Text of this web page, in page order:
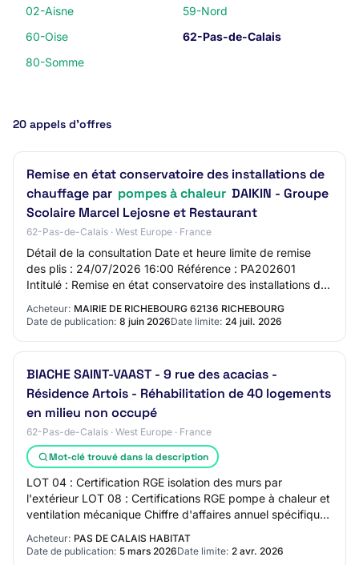
02-Aisne
59-Nord
60-Oise
62-Pas-de-Calais
80-Somme
20 appels d’offres
Remise en état conservatoire des installations de
chauffage par pompes à chaleur DAIKIN - Groupe
Scolaire Marcel Lejosne et Restaurant
62-Pas-de-Calais · West Europe · France
Détail de la consultation Date et heure limite de remise
des plis : 24/07/2026 16:00 Référence : PA202601
Intitulé : Remise en état conservatoire des installations de
Acheteur: MAIRIE DE RICHEBOURG 62136 RICHEBOURG
Date de publication: 8 juin 2026Date limite: 24 juil. 2026
BIACHE SAINT-VAAST - 9 rue des acacias -
Résidence Artois - Réhabilitation de 40 logements
en milieu non occupé
62-Pas-de-Calais · West Europe · France
Mot-clé trouvé dans la description
LOT 04 : Certification RGE isolation des murs par
l'extérieur LOT 08 : Certifications RGE pompe à chaleur et
ventilation mécanique Chiffre d'affaires annuel spécifique :
Acheteur: PAS DE CALAIS HABITAT
Date de publication: 5 mars 2026Date limite: 2 avr. 2026